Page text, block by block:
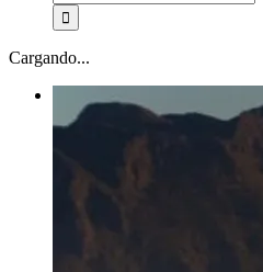
Cargando...